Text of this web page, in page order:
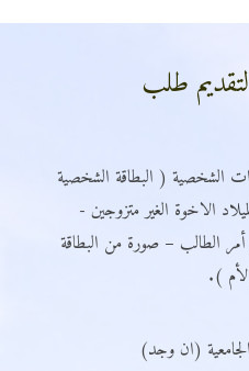
طلب
الشخصية ( البطاقة الشخصية
الاخوة الغير متزوجين -
الطالب – صورة من البطاقة
).
(ان وجد)